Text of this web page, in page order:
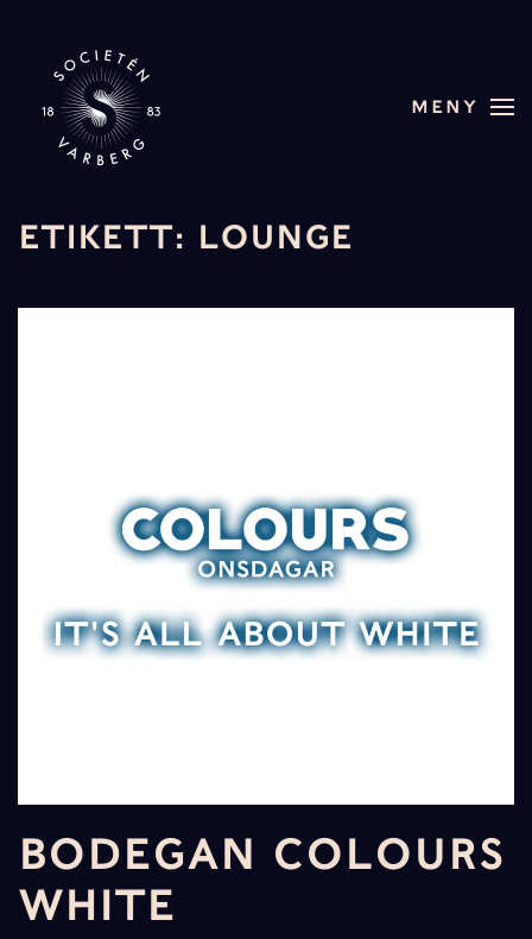
Skip to main content
MENY
ETIKETT: LOUNGE
BODEGAN COLOURS
WHITE